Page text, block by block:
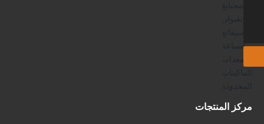
مركز المنتجات